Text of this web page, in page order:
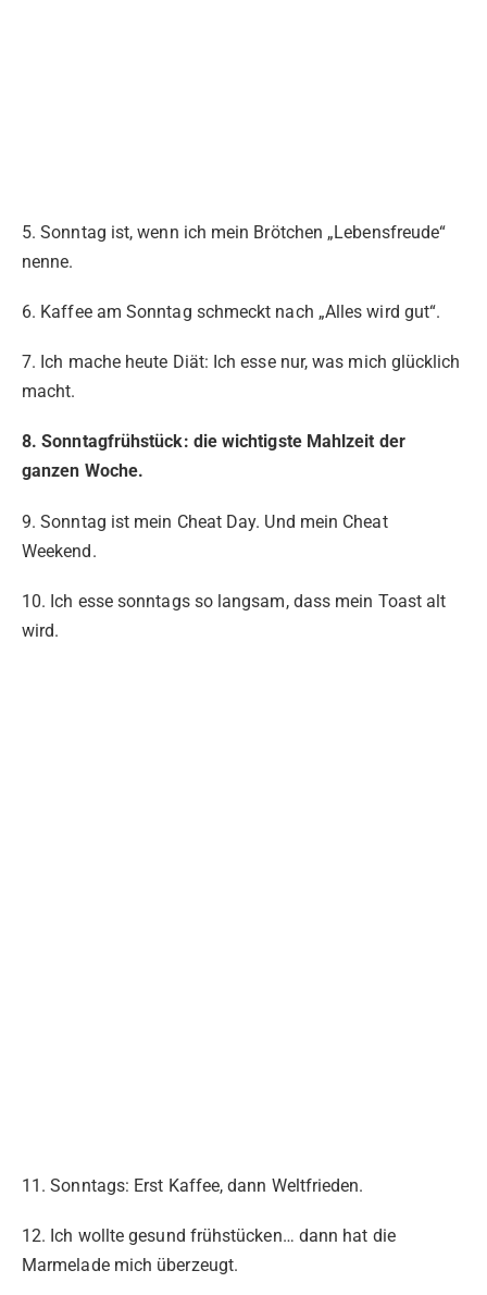
5. Sonntag ist, wenn ich mein Brötchen „Lebensfreude“
nenne.
6. Kaffee am Sonntag schmeckt nach „Alles wird gut“.
7. Ich mache heute Diät: Ich esse nur, was mich glücklich
macht.
8. Sonntagfrühstück: die wichtigste Mahlzeit der
ganzen Woche.
9. Sonntag ist mein Cheat Day. Und mein Cheat
Weekend.
10. Ich esse sonntags so langsam, dass mein Toast alt
wird.
11. Sonntags: Erst Kaffee, dann Weltfrieden.
12. Ich wollte gesund frühstücken… dann hat die
Marmelade mich überzeugt.